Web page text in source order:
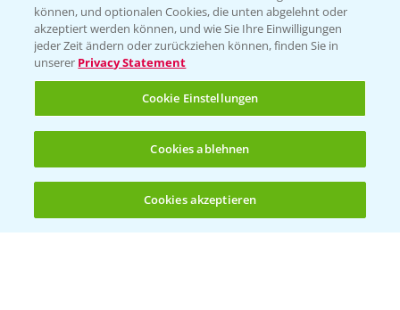
(noch 4)
Wetter Aktuell
BROSCHÜREN
Saatgut
Sonderkulturen
Verantwortung & Sorgfalt
können, und optionalen Cookies, die unten abgelehnt oder
akzeptiert werden können, und wie Sie Ihre Einwilligungen
jeder Zeit ändern oder zurückziehen können, finden Sie in
unserer Privacy Statement
Cookie Einstellungen
Cookies ablehnen
Cookies akzeptieren